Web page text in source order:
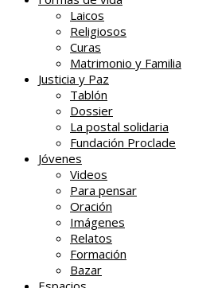
Laicos
Religiosos
Curas
Matrimonio y Familia
Justicia y Paz
Tablón
Dossier
La postal solidaria
Fundación Proclade
Jóvenes
Videos
Para pensar
Oración
Imágenes
Relatos
Formación
Bazar